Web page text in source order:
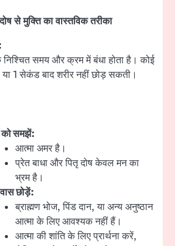
से मुक्ति का वास्तविक तरीका
समय और क्रम में बंधा होता है। कोई
1 सेकंड बाद शरीर नहीं छोड़ सकती।
को समझें:
आत्मा अमर है।
प्रेत बाधा और पितृ दोष केवल मन का
भ्रम है।
छोड़ें:
ब्राह्मण भोज, पिंड दान, या अन्य अनुष्ठान
आत्मा के लिए आवश्यक नहीं हैं।
आत्मा की शांति के लिए प्रार्थना करें,